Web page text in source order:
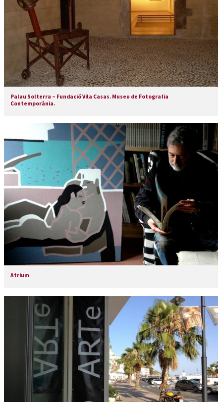
Palau Solterra – Fundació Vila Casas. Museu de Fotografia
Contemporània.
Atrium